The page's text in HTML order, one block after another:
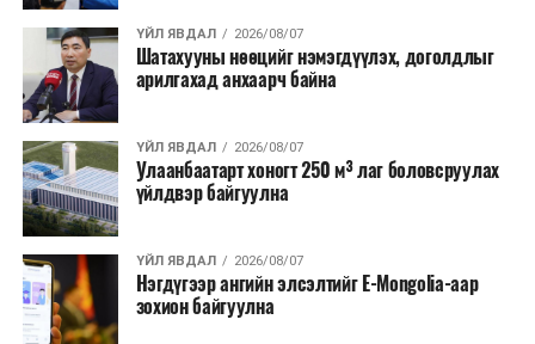
талаас илүү нь Орегон болон Вашингтон мужид
бүртгэгдсэн байна. Цаг уурын байгууллагууд ойрын
өдрүүдэд агаарын температур дахин огцом
нэмэгдэж, хуурайшилт эрчимжих төлөвтэй байгааг
анхааруулсан бөгөөд энэ нь гал унтраах ажиллагаанд
шинэ сорилт учруулж болзошгүйг онцолжээ.
ҮЙЛ ЯВДАЛ 2026/08/07
Шатахууны нөөцийг нэмэгдүүлэх, доголдлыг
арилгахад анхаарч байна
ҮЙЛ ЯВДАЛ 2026/08/07
Улаанбаатарт хоногт 250 м³ лаг боловсруулах
үйлдвэр байгуулна
ҮЙЛ ЯВДАЛ 2026/08/07
Нэгдүгээр ангийн элсэлтийг E-Mongolia-аар
зохион байгуулна